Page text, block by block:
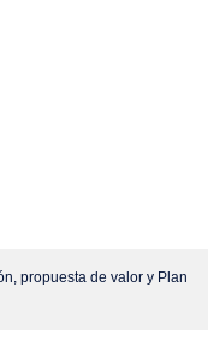
propuesta de valor y Plan